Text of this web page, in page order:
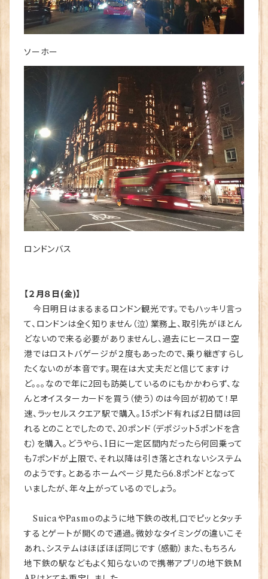
ソーホー
ロンドンバス
【２月８日(金)】
今日明日はまるまるロンドン観光です。でもハッキリ言っ
て、ロンドンは全く知りません（泣）業務上、取引先がほとん
どないので来る必要がありませんし、過去にヒースロー空
港ではロストバゲージが２度もあったので、乗り継ぎすらし
たくないのが本音です。現在は大丈夫だと信じてますけ
ど。。。なので年に2回も訪英しているのにもかかわらず、な
んとオイスターカードを買う（使う）のは今回が初めて！早
速、ラッセルスクエア駅で購入。15ポンド有れば2日間は回
れるとのことでしたので、20ポンド（デポジット5ポンドを含
む）を購入。どうやら、1日に一定区間内だったら何回乗って
も7ポンドが上限で、それ以降は引き落とされないシステム
のようです。とあるホームページ見たら6.8ポンドとなって
いましたが、年々上がっているのでしょう。
SuicaやPasmoのように地下鉄の改札口でピッとタッチ
するとゲートが開くので通過。微妙なタイミングの違いこそ
あれ、システムはほぼほぼ同じです（感動）また、もちろん
地下鉄の駅などもよく知らないので携帯アプリの地下鉄M